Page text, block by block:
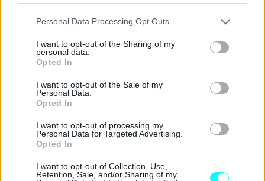
Please note that this website/app uses one or more Google
not limited to your visit or usage behaviour. You may click to
grant or deny consent to Google and its third-party tags to
use your data for below specified purposes in below Google
consent section.
Personal Data Processing Opt Outs
I want to opt-out of the Sharing of my
personal data.
Opted In
I want to opt-out of the Sale of my
Personal Data.
Opted In
I want to opt-out of processing my
Personal Data for Targeted Advertising.
Opted In
I want to opt-out of Collection, Use,
Retention, Sale, and/or Sharing of my
στη λιανική σημειώνουνάνοδο 15,3%.
εταιρικά αυτοκίνητα
λαμβάνουνφορολογικές ελαφρύνσεις
για αυτό. Οι
επιχειρήσεις έχουν επίσης τα οικονομικά μέσα να
επενδύσουν σεπράσινη τεχνολογία
όπως τα EV. Ως εκ
τούτου, οι εταιρείες θα πρέπει να είναι πολύ μπροστά από
ηλεκτρική.